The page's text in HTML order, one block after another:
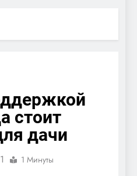
стоит
дачи
1 1 Минуты